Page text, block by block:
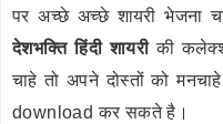
पर अच्छे अच्छे शायरी भेजना
देशभक्ति हिंदी शायरीकी
चाहे तो अपने दोस्तों को
download कर सकते है।